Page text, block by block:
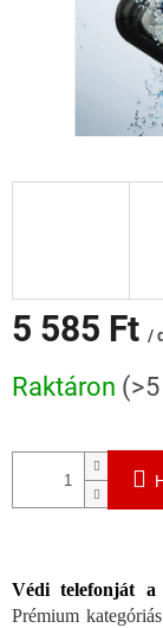
5 585 Ft /
Raktáron
Védi telefonját a
Prémium